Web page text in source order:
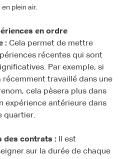
plein air.
en ordre
: Cela permet de mettre
récentes qui sont
Par exemple, si
récemment travaillé dans une
cela pèsera plus dans
expérience antérieure dans
quartier.
des contrats : Il est
sur la durée de chaque